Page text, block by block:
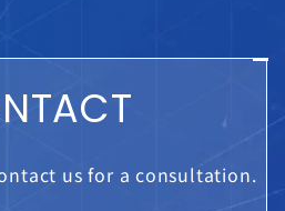
us for a consultation.